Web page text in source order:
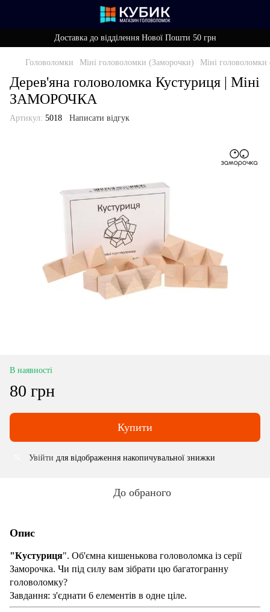
Доставка до відділення Нової Пошти 50 грн
Головоломки Міні головоломки (Заморочки) Міні
Дерев'яна головоломка Кустуриця | Міні
ЗАМОРОЧКА
Артикул: 5018 Написати відгук
В наявності
80 грн
Купити
Увійти для відображення накопичувальної знижки
До обраного
Опис
"Кустуриця". Об'ємна кишенькова головоломка із серії
Заморочка. Чи під силу вам зібрати цю багатогранну
головоломку?
Завдання: з'єднати 6 елементів в одне ціле.